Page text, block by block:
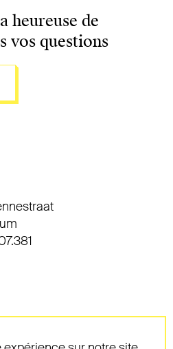
heureuse de
vos questions